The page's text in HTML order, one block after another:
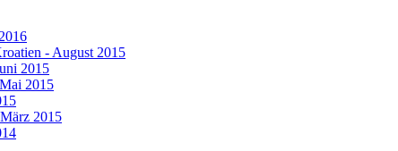
- August 2015
2015
2015
2015